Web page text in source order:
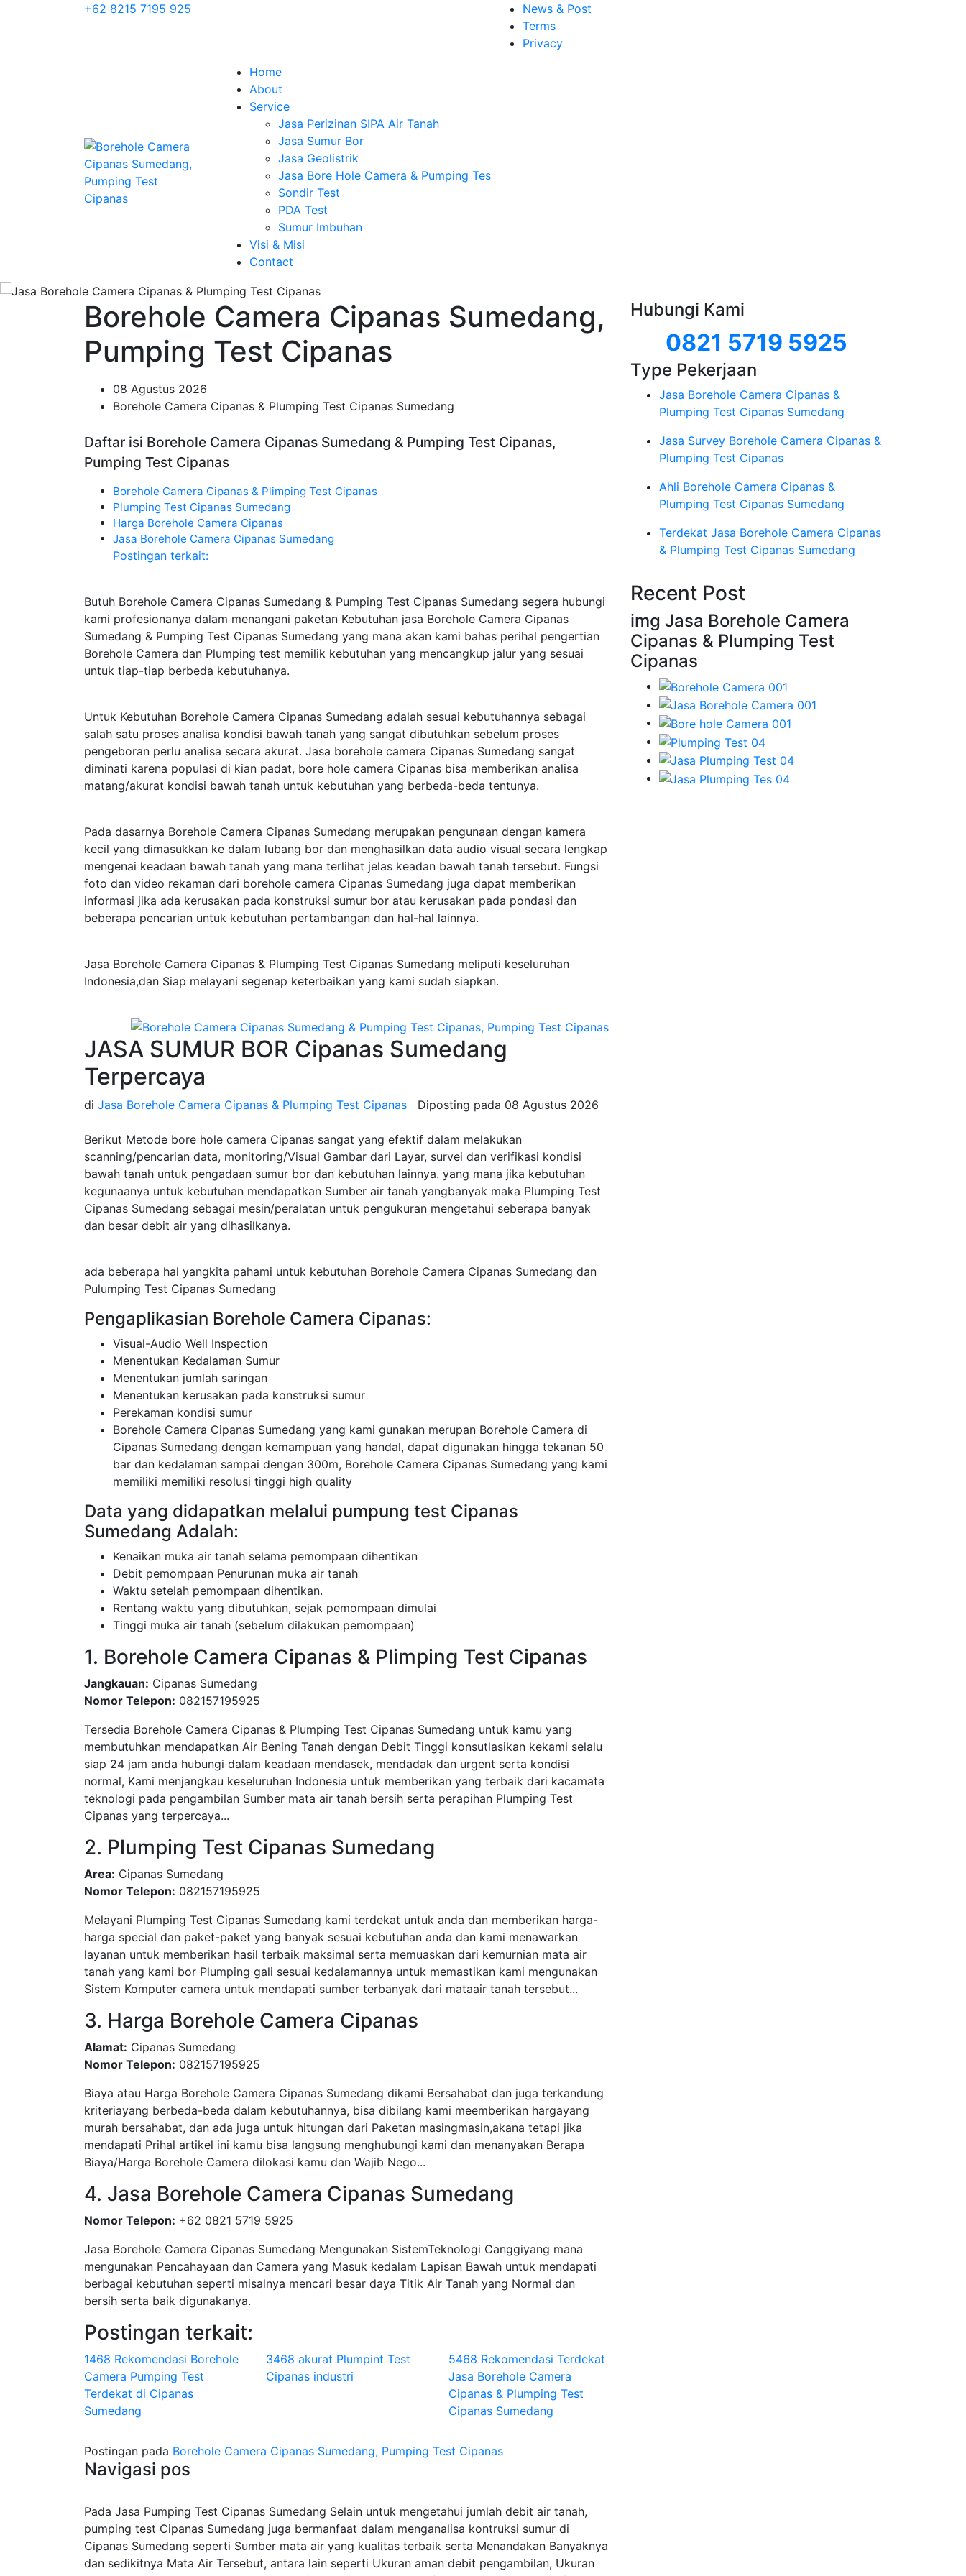
+62 8215 7195 925
News & Post
Terms
Privacy
Home
About
Service
Jasa Perizinan SIPA Air Tanah
Jasa Sumur Bor
Jasa Geolistrik
Jasa Bore Hole Camera & Pumping Tes
Sondir Test
PDA Test
Sumur Imbuhan
Visi & Misi
Contact
Borehole Camera Cipanas Sumedang,
Pumping Test Cipanas
08 Agustus 2026
Borehole Camera Cipanas & Plumping Test Cipanas Sumedang
Daftar isi Borehole Camera Cipanas Sumedang & Pumping Test Cipanas,
Pumping Test Cipanas
Borehole Camera Cipanas & Plimping Test Cipanas
Plumping Test Cipanas Sumedang
Harga Borehole Camera Cipanas
Jasa Borehole Camera Cipanas Sumedang
Postingan terkait:
Butuh Borehole Camera Cipanas Sumedang & Pumping Test Cipanas Sumedang segera hubungi
kami profesionanya dalam menangani paketan Kebutuhan jasa Borehole Camera Cipanas
Sumedang & Pumping Test Cipanas Sumedang yang mana akan kami bahas perihal pengertian
Borehole Camera dan Plumping test memilik kebutuhan yang mencangkup jalur yang sesuai
untuk tiap-tiap berbeda kebutuhanya.
Untuk Kebutuhan Borehole Camera Cipanas Sumedang adalah sesuai kebutuhannya sebagai
salah satu proses analisa kondisi bawah tanah yang sangat dibutuhkan sebelum proses
pengeboran perlu analisa secara akurat. Jasa borehole camera Cipanas Sumedang sangat
diminati karena populasi di kian padat, bore hole camera Cipanas bisa memberikan analisa
matang/akurat kondisi bawah tanah untuk kebutuhan yang berbeda-beda tentunya.
Pada dasarnya Borehole Camera Cipanas Sumedang merupakan pengunaan dengan kamera
kecil yang dimasukkan ke dalam lubang bor dan menghasilkan data audio visual secara lengkap
mengenai keadaan bawah tanah yang mana terlihat jelas keadan bawah tanah tersebut. Fungsi
foto dan video rekaman dari borehole camera Cipanas Sumedang juga dapat memberikan
informasi jika ada kerusakan pada konstruksi sumur bor atau kerusakan pada pondasi dan
beberapa pencarian untuk kebutuhan pertambangan dan hal-hal lainnya.
Jasa Borehole Camera Cipanas & Plumping Test Cipanas Sumedang meliputi keseluruhan
Indonesia,dan Siap melayani segenap keterbaikan yang kami sudah siapkan.
JASA SUMUR BOR Cipanas Sumedang
Terpercaya
di Jasa Borehole Camera Cipanas & Plumping Test Cipanas Diposting pada 08 Agustus 2026
Berikut Metode bore hole camera Cipanas sangat yang efektif dalam melakukan
scanning/pencarian data, monitoring/Visual Gambar dari Layar, survei dan verifikasi kondisi
bawah tanah untuk pengadaan sumur bor dan kebutuhan lainnya. yang mana jika kebutuhan
kegunaanya untuk kebutuhan mendapatkan Sumber air tanah yangbanyak maka Plumping Test
Cipanas Sumedang sebagai mesin/peralatan untuk pengukuran mengetahui seberapa banyak
dan besar debit air yang dihasilkanya.
ada beberapa hal yangkita pahami untuk kebutuhan Borehole Camera Cipanas Sumedang dan
Pulumping Test Cipanas Sumedang
Pengaplikasian Borehole Camera Cipanas:
Visual-Audio Well Inspection
Menentukan Kedalaman Sumur
Menentukan jumlah saringan
Menentukan kerusakan pada konstruksi sumur
Perekaman kondisi sumur
Borehole Camera Cipanas Sumedang yang kami gunakan merupan Borehole Camera di
Cipanas Sumedang dengan kemampuan yang handal, dapat digunakan hingga tekanan 50
bar dan kedalaman sampai dengan 300m, Borehole Camera Cipanas Sumedang yang kami
memiliki memiliki resolusi tinggi high quality
Data yang didapatkan melalui pumpung test Cipanas
Sumedang Adalah:
Kenaikan muka air tanah selama pemompaan dihentikan
Debit pemompaan Penurunan muka air tanah
Waktu setelah pemompaan dihentikan.
Rentang waktu yang dibutuhkan, sejak pemompaan dimulai
Tinggi muka air tanah (sebelum dilakukan pemompaan)
1. Borehole Camera Cipanas & Plimping Test Cipanas
Jangkauan: Cipanas Sumedang
Nomor Telepon: 082157195925
Tersedia Borehole Camera Cipanas & Plumping Test Cipanas Sumedang untuk kamu yang
membutuhkan mendapatkan Air Bening Tanah dengan Debit Tinggi konsutlasikan kekami selalu
siap 24 jam anda hubungi dalam keadaan mendasek, mendadak dan urgent serta kondisi
normal, Kami menjangkau keseluruhan Indonesia untuk memberikan yang terbaik dari kacamata
teknologi pada pengambilan Sumber mata air tanah bersih serta perapihan Plumping Test
Cipanas yang terpercaya...
2. Plumping Test Cipanas Sumedang
Area: Cipanas Sumedang
Nomor Telepon: 082157195925
Melayani Plumping Test Cipanas Sumedang kami terdekat untuk anda dan memberikan harga-
harga special dan paket-paket yang banyak sesuai kebutuhan anda dan kami menawarkan
layanan untuk memberikan hasil terbaik maksimal serta memuaskan dari kemurnian mata air
tanah yang kami bor Plumping gali sesuai kedalamannya untuk memastikan kami mengunakan
Sistem Komputer camera untuk mendapati sumber terbanyak dari mataair tanah tersebut...
3. Harga Borehole Camera Cipanas
Alamat: Cipanas Sumedang
Nomor Telepon: 082157195925
Biaya atau Harga Borehole Camera Cipanas Sumedang dikami Bersahabat dan juga terkandung
kriteriayang berbeda-beda dalam kebutuhannya, bisa dibilang kami meemberikan hargayang
murah bersahabat, dan ada juga untuk hitungan dari Paketan masingmasin,akana tetapi jika
mendapati Prihal artikel ini kamu bisa langsung menghubungi kami dan menanyakan Berapa
Biaya/Harga Borehole Camera dilokasi kamu dan Wajib Nego...
4. Jasa Borehole Camera Cipanas Sumedang
Nomor Telepon: +62 0821 5719 5925
Jasa Borehole Camera Cipanas Sumedang Mengunakan SistemTeknologi Canggiyang mana
mengunakan Pencahayaan dan Camera yang Masuk kedalam Lapisan Bawah untuk mendapati
berbagai kebutuhan seperti misalnya mencari besar daya Titik Air Tanah yang Normal dan
bersih serta baik digunakanya.
Postingan terkait:
1468 Rekomendasi Borehole
Camera Pumping Test
Terdekat di Cipanas
Sumedang
3468 akurat Plumpint Test
Cipanas industri
5468 Rekomendasi Terdekat
Jasa Borehole Camera
Cipanas & Plumping Test
Cipanas Sumedang
Postingan pada Borehole Camera Cipanas Sumedang, Pumping Test Cipanas
Navigasi pos
Pada Jasa Pumping Test Cipanas Sumedang Selain untuk mengetahui jumlah debit air tanah,
pumping test Cipanas Sumedang juga bermanfaat dalam menganalisa kontruksi sumur di
Cipanas Sumedang seperti Sumber mata air yang kualitas terbaik serta Menandakan Banyaknya
dan sedikitnya Mata Air Tersebut, antara lain seperti Ukuran aman debit pengambilan, Ukuran
Hubungi Kami
0821 5719 5925
Type Pekerjaan
Jasa Borehole Camera Cipanas &
Plumping Test Cipanas Sumedang
Jasa Survey Borehole Camera Cipanas &
Plumping Test Cipanas
Ahli Borehole Camera Cipanas &
Plumping Test Cipanas Sumedang
Terdekat Jasa Borehole Camera Cipanas
& Plumping Test Cipanas Sumedang
Recent Post
img Jasa Borehole Camera
Cipanas & Plumping Test
Cipanas